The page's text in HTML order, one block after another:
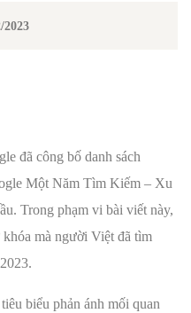
2023
đã công bố danh sách
Một Năm Tìm Kiếm – Xu
Trong phạm vi bài viết này,
mà người Việt đã tìm
biểu phản ánh mối quan